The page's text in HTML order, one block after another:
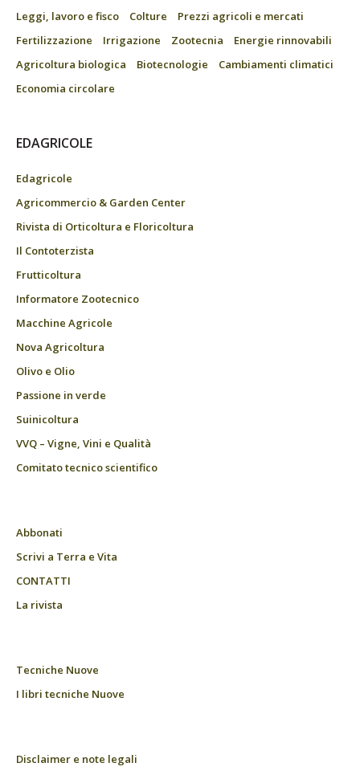
Leggi, lavoro e fisco
Colture
Prezzi agricoli e mercati
Fertilizzazione
Irrigazione Zootecnia
Energie rinnovabili
Agricoltura biologica
Biotecnologie
Cambiamenti climatici
Economia circolare
EDAGRICOLE
Edagricole
Agricommercio & Garden Center
Rivista di Orticoltura e Floricoltura
Il Contoterzista
Frutticoltura
Informatore Zootecnico
Macchine Agricole
Nova Agricoltura
Olivo e Olio
Passione in verde
Suinicoltura
VVQ – Vigne, Vini e Qualità
Comitato tecnico scientifico
Abbonati
Scrivi a Terra e Vita
CONTATTI
La rivista
Tecniche Nuove
I libri tecniche Nuove
Disclaimer e note legali